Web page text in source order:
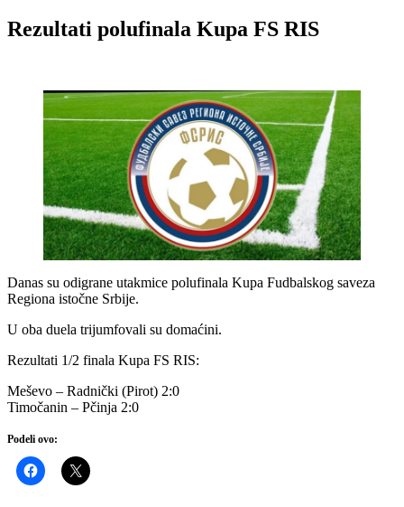
Rezultati polufinala Kupa FS RIS
Danas su odigrane utakmice polufinala Kupa Fudbalskog saveza
Regiona istočne Srbije.
U oba duela trijumfovali su domaćini.
Rezultati 1/2 finala Kupa FS RIS:
Meševo – Radnički (Pirot) 2:0
Timočanin – Pčinja 2:0
Podeli ovo: